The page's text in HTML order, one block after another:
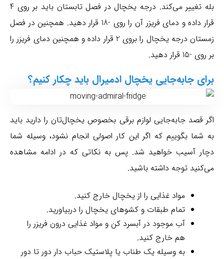
بله تغییر می‌کند. درجه یخچال در فصل تابستان باید بر روی 4
قرار داده و دمای فریزر آن را روی -18 قرار دهید. همچنین در فصل
زمستان درجه یخچال را بروی 2 قرار داده و همچنین دمای فریزر را
بر روی -15 قرار دهید.
برای جا‌به‌جایی یخچال ادمیرال باید چکار کنیم؟
اگر قصد جا‌به‌جایی لوازم برقی بخصوص یخچال‌تان را دارید باید
به شما بگوییم که اگر این کار اصولی انجام نشود، وسیله شما
دچار آسیب خواهید شد. پس به نکاتی که در ادامه مشاهده
می‌کنید توجه داشته باشید.
مواد غذایی را از یخچال خارج کنید.
تمام طبقات و کشوهای یخچال را دربیاورید.
آب موجود در آبسرد کن و مواد غذایی درون فریزر را
هم خارج کنید.
به وسیله یک طناب یا پلاستیک حباب دار دور تا دور